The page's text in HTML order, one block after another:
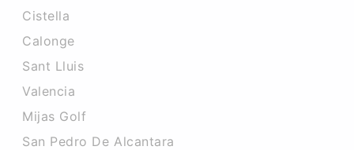
Cistella
Calonge
Sant Lluis
Valencia
Mijas Golf
San Pedro De Alcantara